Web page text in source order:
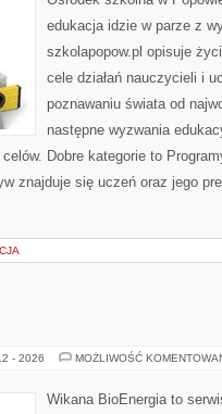
edukacja idzie w parze z
szkolapopow.pl opisuje
cele działań nauczycieli i
poznawaniu świata od
następne wyzwania
Dobre kategorie to
znajduje się uczeń oraz jego
- 2026 MOŻLIWOŚĆ
Wikana BioEnergia to